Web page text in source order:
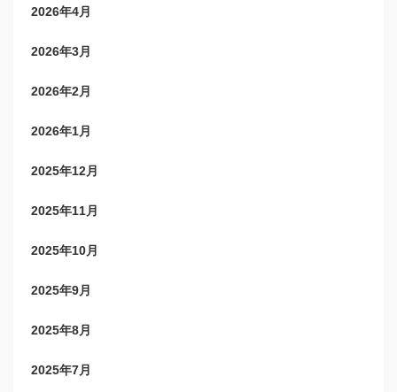
2026年4月
2026年3月
2026年2月
2026年1月
2025年12月
2025年11月
2025年10月
2025年9月
2025年8月
2025年7月